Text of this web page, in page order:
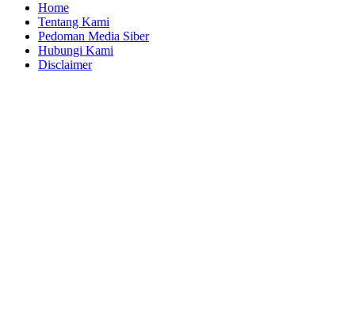
Home
Tentang Kami
Pedoman Media Siber
Hubungi Kami
Disclaimer